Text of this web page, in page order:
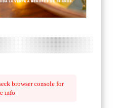
browser console for
info